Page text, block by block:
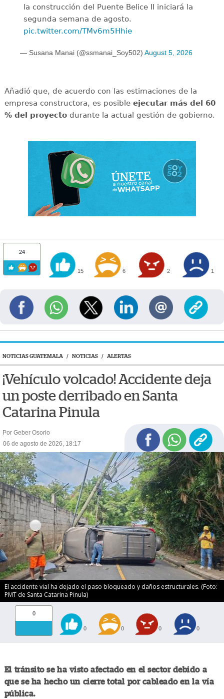
la construcción del Puente Belice II iniciará la
segunda semana de agosto.
pic.twitter.com/TMv6m5Hhie
— Susana Manai (@ssmanai_Soy502) August 5, 2026
Añadió que, de acuerdo con las estimaciones de la
empresa constructora, es posible ejecutar más del 60
% del proyectodurante la actual gestión de gobierno.
24
15 6 2 1
NOTICIAS GUATEMALA / NOTICIAS / ALERTAS
¡Vehículo volcado! Accidente deja
un poste derribado en Santa
Catarina Pinula
Por Geber Osorio
06 de agosto de 2026, 18:17
El accidente vial ha dejado el paso bloqueado y daños estructurales. (Foto:
PMT de Santa Catarina Pinula)
0
0 0 0 0
El tránsito se ha visto afectado en el sector debido a
que se ha hecho un cierre total por cableado en la vía
pública.